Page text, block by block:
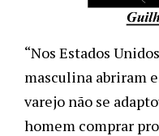
“Nos Estados
masculina abriram
varejo não se
homem comprar